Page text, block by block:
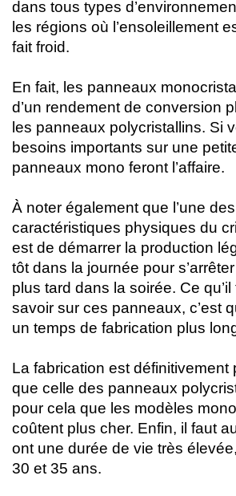
dans tous types
les régions où l’ensoleillement
fait froid.
En fait, les panneaux
d’un rendement de conversion
les panneaux polycristallins. Si
besoins importants sur une
panneaux mono feront l’affaire.
À noter également que l’une des
caractéristiques physiques du
est de démarrer la production
tôt dans la journée pour
plus tard dans la soirée. Ce
savoir sur ces panneaux, c’est
un temps de fabrication plus
La fabrication est définitivement
que celle des panneaux
pour cela que les modèles
coûtent plus cher. Enfin, il faut
ont une durée de vie très
30 et 35 ans.